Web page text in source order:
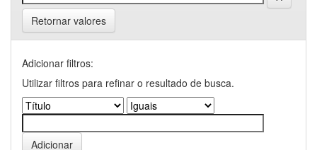
Retornar valores
Adicionar filtros:
Utilizar filtros para refinar o resultado de busca.